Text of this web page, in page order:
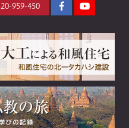
959-450
Facebook
ペ
ジ
YouTube
チ
ン
ネ
ル